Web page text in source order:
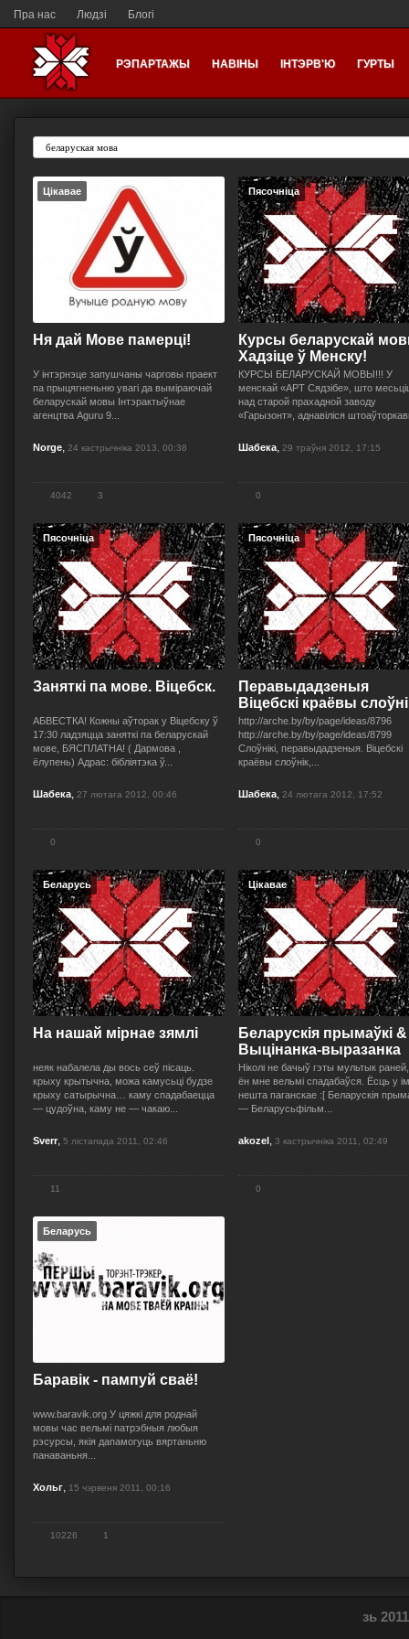
Пра нас Людзі Блогі
РЭПАРТАЖЫ НАВІНЫ ІНТЭРВ'Ю ГУРТЫ
Цікавае
Ня дай Мове памерці!
У інтэрнэце запушчаны чарговы праект
па прыцягненьню увагі да выміраючай
беларускай мовы Iнтэрактыўнае
агенцтва Aguru 9...
Norge, 24 кастрычніка 2013, 00:38
4042 3
Пясочніца
Курсы беларускай
Хадзіце ў Менску!
КУРСЫ БЕЛАРУСКАЙ МОВЫ!!! У
менскай «АРТ Сядзібе», што
над старой прахадной заводу
«Гарызонт», аднавіліся
Шабека, 29 траўня 2012, 17:15
0
Пясочніца
Заняткі па мове. Віцебск.
АБВЕСТКА! Кожны аўторак у Віцебску ў
17:30 ладзяцца заняткі па беларускай
мове, БЯСПЛАТНА! ( Дармова ,
ёлупень) Адрас: бібліятэка ў...
Шабека, 27 лютага 2012, 00:46
0
Пясочніца
Перавыдадзеныя
Віцебскі краёвы
http://arche.by/by/page/ideas/8796
http://arche.by/by/page/ideas/8799
Слоўнікі, перавыдадзеныя. Віцебскі
краёвы слоўнік,...
Шабека, 24 лютага 2012, 17:52
0
Беларусь
На нашай мірнае зямлі
неяк набалела ды вось сеў пісаць.
крыху крытычна, можа камусьці будзе
крыху сатырычна… каму спадабаецца
— цудоўна, каму не — чакаю...
Sverr, 5 лістапада 2011, 02:46
11
Цікавае
Беларускія прымаўкі &
Выцінанка-выразанка
Ніколі не бачыў гэты мультык
ён мне вельмі спадабаўся. Ёсць у ім
нешта паганскае :[ Беларускія
— Беларусьфільм...
akozel, 3 кастрычніка 2011, 02:49
0
Беларусь
Баравік - пампуй сваё!
www.baravik.org У цяжкі для роднай
мовы час вельмі патрэбныя любыя
рэсурсы, якія дапамогуць вяртаньню
панаваньня...
Хольг, 15 чэрвеня 2011, 00:16
10226 1
зь 2011